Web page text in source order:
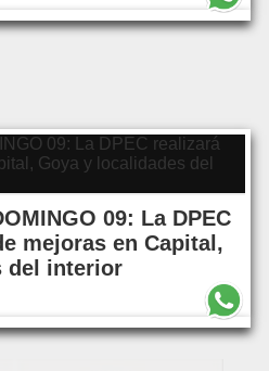
09: La DPEC
mejoras en Capital,
del interior